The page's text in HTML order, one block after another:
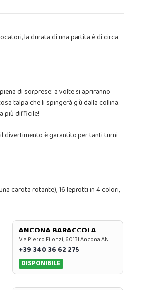
la durata di una partita è di circa
di sorprese: a volte si apriranno
talpa che li spingerà giù dalla collina.
più difficile!
divertimento è garantito per tanti turni
carota rotante), 16 leprotti in 4 colori,
ANCONA BARACCOLA
Via Pietro Filonzi, 60131 Ancona AN
+39 340 36 62 275
DISPONIBILE